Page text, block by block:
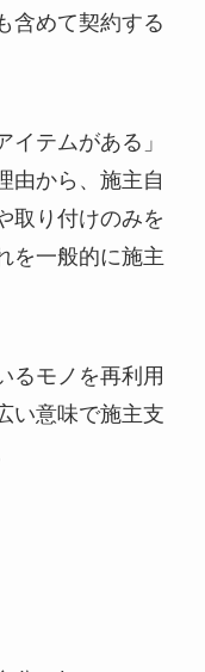
含めて契約する
テムがある」
由から、施主自
取り付けのみを
を一般的に施主
るモノを再利用
い意味で施主支